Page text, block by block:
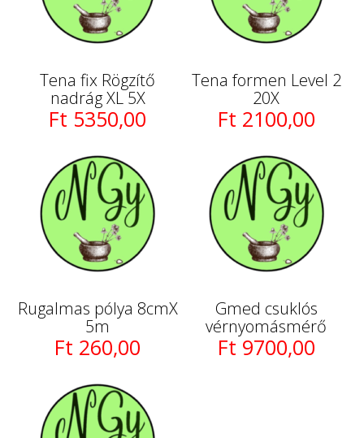
Tena fix Rögzítő
nadrág XL 5X
Ft 5350,00
Tena formen Level 2
20X
Ft 2100,00
Rugalmas pólya 8cmX
5m
Ft 260,00
Gmed csuklós
vérnyomásmérő
Ft 9700,00